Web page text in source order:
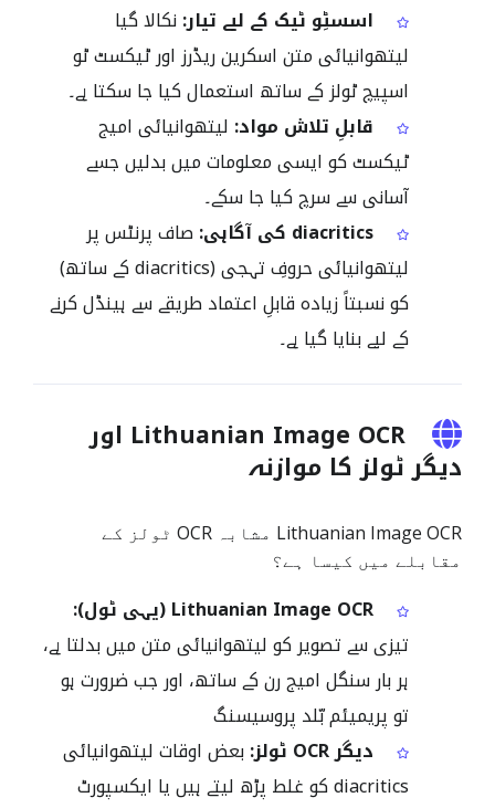
اسسٹِو ٹیک کے لیے تیار:نکالا گیا
لیتھوانیائی متن اسکرین ریڈرز اور ٹیکسٹ ٹو
اسپیچ ٹولز کے ساتھ استعمال کیا جا سکتا ہے۔
قابلِ تلاش مواد: لیتھوانیائی امیج
ٹیکسٹ کو ایسی معلومات میں بدلیں جسے
آسانی سے سرچ کیا جا سکے۔
diacritics کی آگاہی:
صاف پرنٹس پر
لیتھوانیائی حروفِ تہجی (diacritics کے ساتھ)
کو نسبتاً زیادہ قابلِ اعتماد طریقے سے ہینڈل کرنے
کے لیے بنایا گیا ہے۔
Lithuanian Image OCR اور
دیگر ٹولز کا موازنہ
Lithuanian Image OCR مشابہ OCR ٹولز کے
مقابلے میں کیسا ہے؟
Lithuanian Image OCR (یہی ٹول):
تیزی سے تصویر کو لیتھوانیائی متن میں بدلتا ہے،
ہر بار سنگل امیج رن کے ساتھ، اور جب ضرورت ہو
تو پریمیئم بّلد پروسیسنگ
دیگر OCR ٹولز:
بعض اوقات لیتھوانیائی
diacritics کو غلط پڑھ لیتے ہیں یا ایکسپورٹ